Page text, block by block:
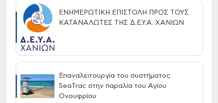
ΕΝΗΜΕΡΩΤΙΚΗ ΕΠΙΣΤΟΛΗ ΠΡΟΣ ΤΟΥΣ
ΚΑΤΑΝΑΛΩΤΕΣ ΤΗΣ Δ.Ε.Υ.Α. ΧΑΝΙΩΝ
Επαναλειτουργία του συστήματος
SeaTrac στην παραλία του Αγίου
Ονουφρίου